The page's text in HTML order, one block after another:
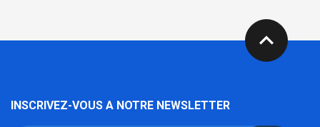
expand_less
INSCRIVEZ-VOUS A NOTRE NEWSLETTER